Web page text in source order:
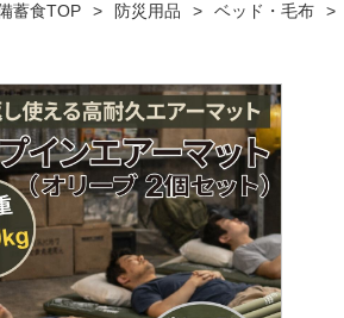
蓄食TOP 防災用品 ベッド・毛布